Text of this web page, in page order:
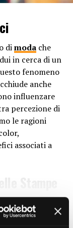
una
aiutando a
il rischio di
più stabili
di cadute e
per
basso, che
di outfit,
dimodache
in cerca di un
fenomeno
anche
influenzare
percezione di
le ragioni
associati a